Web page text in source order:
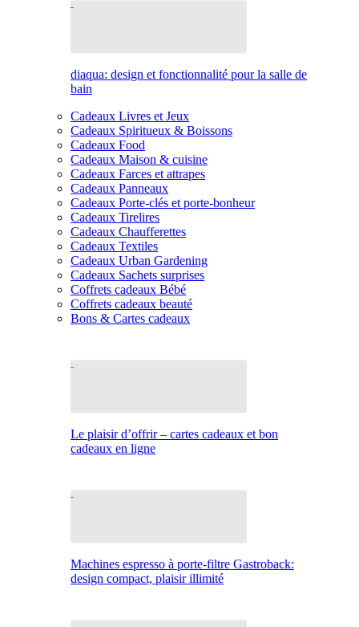
diaqua: design et fonctionnalité pour la salle de
bain
Cadeaux Livres et Jeux
Cadeaux Spiritueux & Boissons
Cadeaux Food
Cadeaux Maison & cuisine
Cadeaux Farces et attrapes
Cadeaux Panneaux
Cadeaux Porte-clés et porte-bonheur
Cadeaux Tirelires
Cadeaux Chaufferettes
Cadeaux Textiles
Cadeaux Urban Gardening
Cadeaux Sachets surprises
Coffrets cadeaux Bébé
Coffrets cadeaux beauté
Bons & Cartes cadeaux
Le plaisir d’offrir – cartes cadeaux et bon
cadeaux en ligne
Machines espresso à porte-filtre Gastroback:
design compact, plaisir illimité